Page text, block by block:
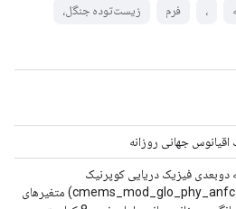
، فرم زیست‌توده جنگل،
جهانی روزانه
دوبعدی فیزیک دریایی کوپرنیک
(cmems_mod_glo_phy_anfc_0.083deg_P1D-m) متغیرهای